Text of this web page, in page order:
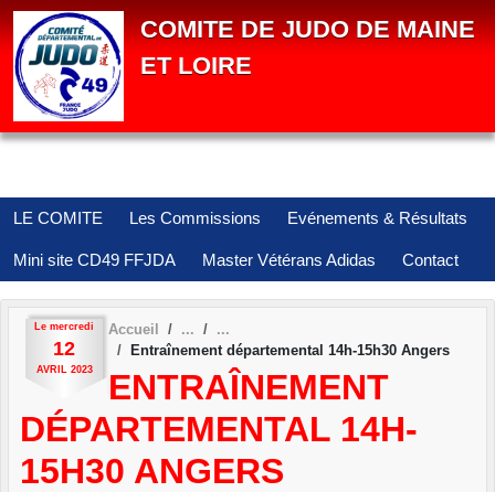
COMITE DE JUDO DE MAINE
ET LOIRE
LE COMITE Les Commissions Evénements & Résultats
Mini site CD49 FFJDA Master Vétérans Adidas Contact
Le mercredi
12
AVRIL 2023
Accueil
Entraînement départemental 14h-15h30 Angers
ENTRAÎNEMENT
DÉPARTEMENTAL 14H-
15H30 ANGERS
Panneau de gestion des cookies